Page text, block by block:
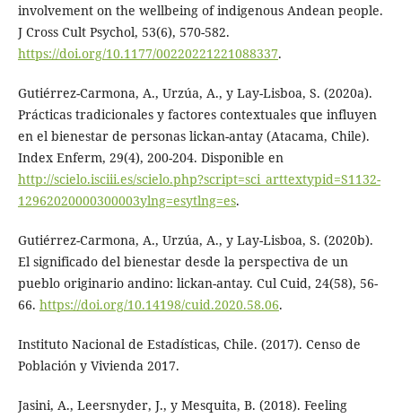
involvement on the wellbeing of indigenous Andean people.
J Cross Cult Psychol, 53(6), 570-582.
https://doi.org/10.1177/00220221221088337.
Gutiérrez-Carmona, A., Urzúa, A., y Lay-Lisboa, S. (2020a).
Prácticas tradicionales y factores contextuales que influyen
en el bienestar de personas lickan-antay (Atacama, Chile).
Index Enferm, 29(4), 200-204. Disponible en
http://scielo.isciii.es/scielo.php?script=sci_arttextypid=S1132-
12962020000300003ylng=esytlng=es.
Gutiérrez-Carmona, A., Urzúa, A., y Lay-Lisboa, S. (2020b).
El significado del bienestar desde la perspectiva de un
pueblo originario andino: lickan-antay. Cul Cuid, 24(58), 56-
66. https://doi.org/10.14198/cuid.2020.58.06.
Instituto Nacional de Estadísticas, Chile. (2017). Censo de
Población y Vivienda 2017.
Jasini, A., Leersnyder, J., y Mesquita, B. (2018). Feeling